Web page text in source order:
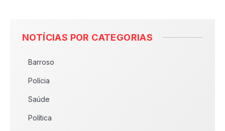
NOTÍCIAS POR CATEGORIAS
Barroso
Polícia
Saúde
Política